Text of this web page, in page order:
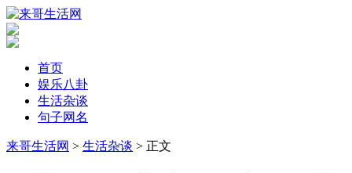
首页
娱乐八卦
生活杂谈
句子网名
来哥生活网 > 生活杂谈 > 正文